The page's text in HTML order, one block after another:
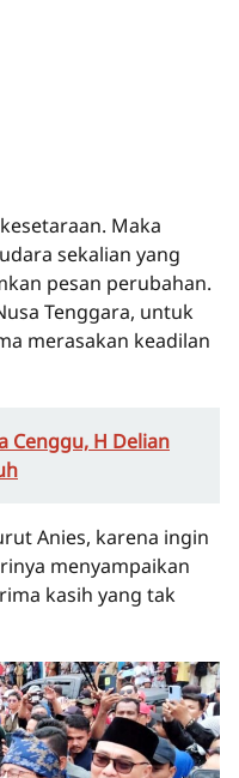
Maka
sekalian yang
pesan perubahan.
Tenggara, untuk
merasakan keadilan
Cenggu, H Delian
Anies, karena ingin
menyampaikan
kasih yang tak